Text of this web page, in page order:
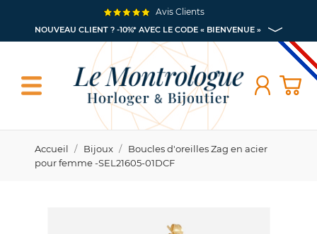
NOUVEAU CLIENT ? -10%* AVEC LE CODE « BIENVENUE »
Avis Clients
Accueil Bijoux
Boucles d'oreilles Zag en acier
pour femme -SEL21605-01DCF